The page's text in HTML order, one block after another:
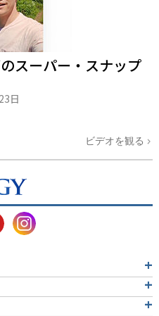
スーパー・スナップ
日
ビデオを観る